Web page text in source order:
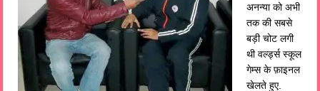
अनन्या को अभी
तक की सबसे
बड़ी चोट लगी
थी वर्ल्ड्स स्कूल
गेम्स के फ़ाइनल
खेलते हुए.